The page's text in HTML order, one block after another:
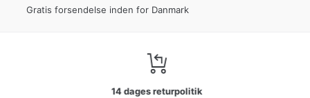
Gratis forsendelse inden for Danmark
14 dages returpolitik